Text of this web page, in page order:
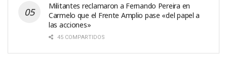
Militantes reclamaron a Fernando Pereira en
Carmelo que el Frente Amplio pase «del papel a
las acciones»
45 COMPARTIDOS